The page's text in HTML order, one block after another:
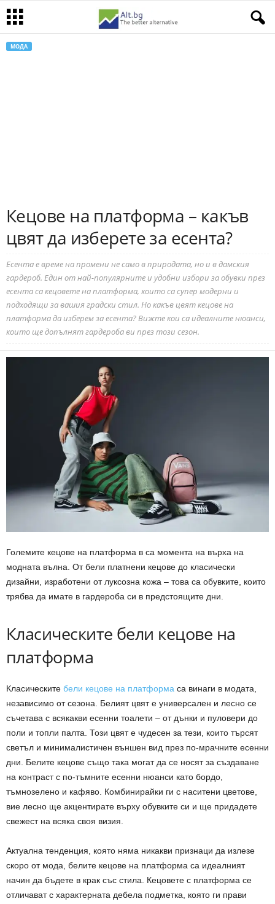
МОДА
Кецове на платформа – какъв
цвят да изберете за есента?
Есента е време на промени не само в природата, но и в дамския
гардероб. Един от най-популярните и удобни избори за обувки през
есента са кецовете на платформа, които са супер модерни и
подходящи за вашия градски стил. Но какъв цвят кецове на
платформа да изберем за есента? Вижте кои са идеалните нюанси,
които ще допълнят гардероба ви през този сезон.
Големите кецове на платформа в са момента на върха на
модната вълна. От бели платнени кецове до класически
дизайни, изработени от луксозна кожа – това са обувките, които
трябва да имате в гардероба си в предстоящите дни.
Класическите бели кецове на
платформа
Класическите бели кецове на платформа са винаги в модата,
независимо от сезона. Белият цвят е универсален и лесно се
съчетава с всякакви есенни тоалети – от дънки и пуловери до
поли и топли палта. Този цвят е чудесен за тези, които търсят
светъл и минималистичен външен вид през по-мрачните есенни
дни. Белите кецове също така могат да се носят за създаване
на контраст с по-тъмните есенни нюанси като бордо,
тъмнозелено и кафяво. Комбинирайки ги с наситени цветове,
вие лесно ще акцентирате върху обувките си и ще придадете
свежест на всяка своя визия.
Актуална тенденция, която няма никакви признаци да излезе
скоро от мода, белите кецове на платформа са идеалният
начин да бъдете в крак със стила. Кецовете с платформа се
отличават с характерната дебела подметка, която ги прави